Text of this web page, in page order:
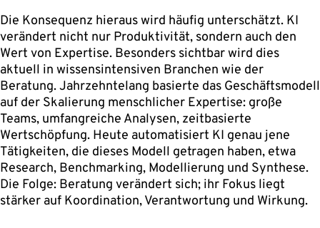
Die Konsequenz hieraus wird häufig unterschätzt. KI
verändert nicht nur Produktivität, sondern auch den
Wert von Expertise. Besonders sichtbar wird dies
aktuell in wissensintensiven Branchen wie der
Beratung. Jahrzehntelang basierte das Geschäftsmodell
auf der Skalierung menschlicher Expertise: große
Teams, umfangreiche Analysen, zeitbasierte
Wertschöpfung. Heute automatisiert KI genau jene
Tätigkeiten, die dieses Modell getragen haben, etwa
Research, Benchmarking, Modellierung und Synthese.
Die Folge: Beratung verändert sich; ihr Fokus liegt
stärker auf Koordination, Verantwortung und Wirkung.